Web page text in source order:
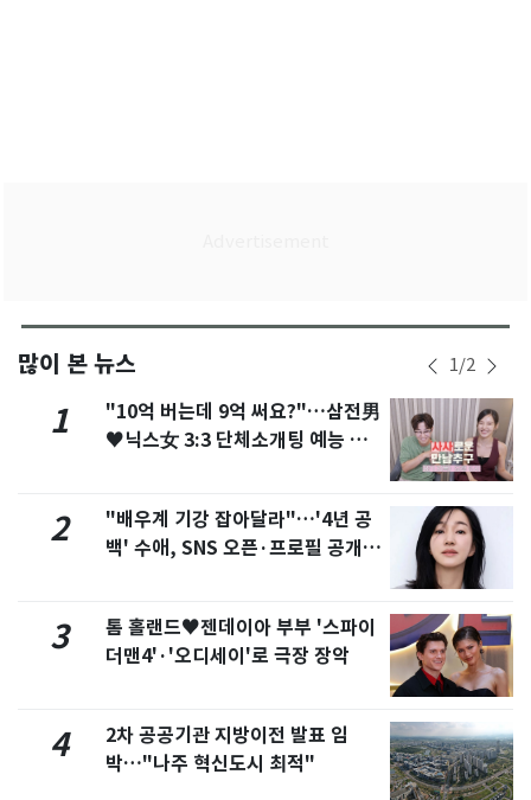
많이 본 뉴스 1/2
1
"10억 버는데 9억 써요?"…삼전男
♥닉스女 3:3 단체소개팅 예능 화
2
"배우계 기강 잡아달라"…'4년 공
백' 수애, SNS 오픈·프로필 공개
3
톰 홀랜드♥젠데이아 부부 '스파이
더맨4'·'오디세이'로 극장 장악
4
2차 공공기관 지방이전 발표 임
박…"나주 혁신도시 최적"